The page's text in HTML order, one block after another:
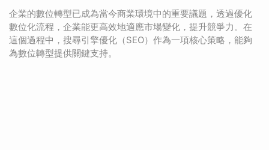
企業的數位轉型已成為當今商業環境中的重要議題，透過優化
數位化流程，企業能更高效地適應市場變化，提升競爭力。在
這個過程中，搜尋引擎優化（SEO）作為一項核心策略，能夠
為數位轉型提供關鍵支持。